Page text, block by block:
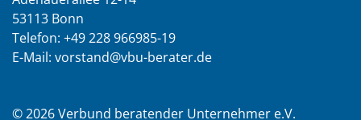
53113 Bonn
Telefon: +49 228 966985-19
E-Mail: vorstand@vbu-berater.de
© 2026 Verbund beratender Unternehmer e.V.